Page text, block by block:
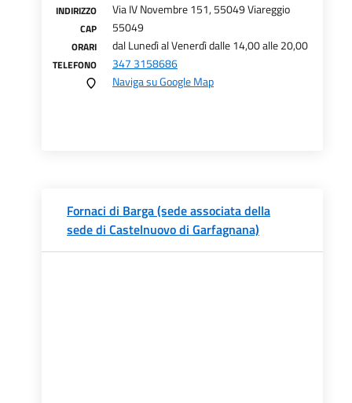
INDIRIZZO Via IV Novembre 151, 55049 Viareggio
CAP 55049
ORARI dal Lunedì al Venerdì dalle 14,00 alle 20,00
TELEFONO
347 3158686
Naviga su Google Map
Fornaci di Barga (sede associata della
sede di Castelnuovo di Garfagnana)